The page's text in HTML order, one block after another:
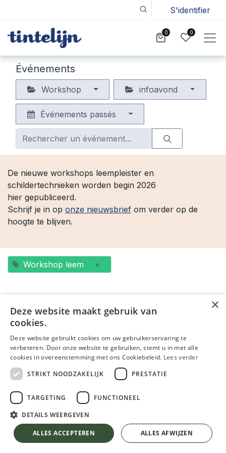
S'identifier
0 0
Événements
Workshop infoavond
Événements passés
De nieuwe workshops leempleister en
schildertechnieken worden begin 2026
hier gepubliceerd.
Schrijf je in op onze nieuwsbrief om verder op de
hoogte te blijven.
Workshop leem ×
Workshop leem voor beginners (basisleem en leemfinish) 9 mei 2026 (kopie)
16 mai 2026-09:00( Europe/Brussels)
Gent,Belgique
×
Deze website maakt gebruik van
cookies.
Deze website gebruikt cookies om uw gebruikerservaring te
verbeteren. Door onze website te gebruiken, stemt u in met alle
cookies in overeenstemming met ons Cookiebeleid. Lees verder
STRIKT NOODZAKELIJK
PRESTATIE
TARGETING FUNCTIONEEL
DETAILS WEERGEVEN
ALLES ACCEPTEREN ALLES AFWIJZEN